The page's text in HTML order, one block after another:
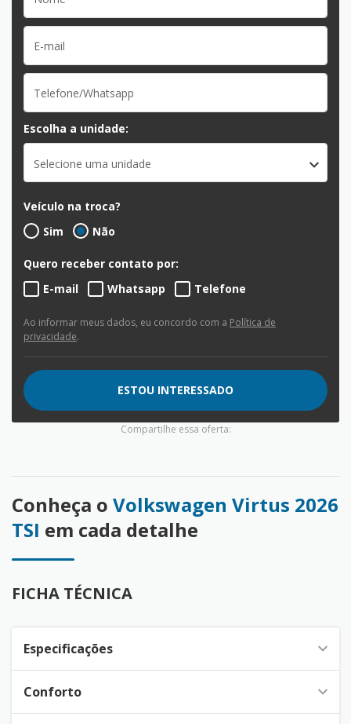
Escolha a unidade:
Selecione uma unidade
Veículo na troca?
Sim
Não
Quero receber contato por:
E-mail
Whatsapp Telefone
Ao informar meus dados, eu concordo com a Política de
privacidade.
ESTOU INTERESSADO
Compartilhe essa oferta:
Conheça o Volkswagen Virtus 2026
TSI em cada detalhe
FICHA TÉCNICA
Especificações
Conforto